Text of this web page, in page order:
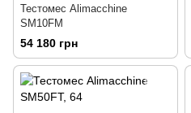
Тестомес Alimacchine
SM10FM
54 180 грн